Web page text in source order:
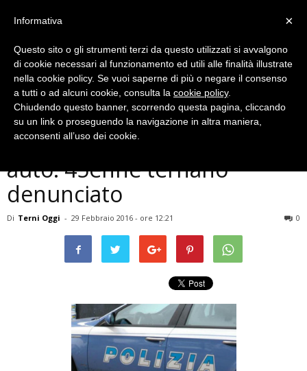
Cronaca
Terni, ruba specchietti delle
auto: 45enne ternano
denunciato
Di Terni Oggi - 29 Febbraio 2016 - ore 12:21 0
×
Informativa
Questo sito o gli strumenti terzi da questo utilizzati si avvalgono
di cookie necessari al funzionamento ed utili alle finalità illustrate
nella cookie policy. Se vuoi saperne di più o negare il consenso
a tutti o ad alcuni cookie, consulta la cookie policy.
Chiudendo questo banner, scorrendo questa pagina, cliccando
su un link o proseguendo la navigazione in altra maniera,
acconsenti all’uso dei cookie.